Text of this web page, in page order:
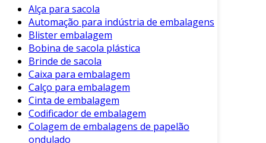
contrário das opções plásticas, que podem
levar centenas de anos para se decompor.
Além disso, a produção dessas embalagens
utiliza materiais menos poluentes. Isso se
traduz em um ciclo de vida mais sustentável.
Adicionalmente, as embalagens de papel estão
disponíveis em diferentes formatos e
tamanhos, atendendo a variadas necessidades
do setor industrial.
Alça para sacola
Automação para indústria de embalagens
Blister embalagem
Bobina de sacola plástica
Brinde de sacola
Caixa para embalagem
Calço para embalagem
Cinta de embalagem
Codificador de embalagem
Colagem de embalagens de papelão
ondulado